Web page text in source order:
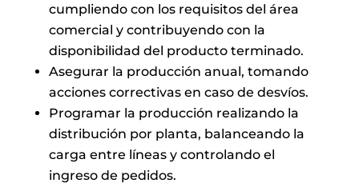
cumpliendo con los requisitos del área
comercial y contribuyendo con la
disponibilidad del producto terminado.
Asegurar la producción anual, tomando
acciones correctivas en caso de desvíos.
Programar la producción realizando la
distribución por planta, balanceando la
carga entre líneas y controlando el
ingreso de pedidos.